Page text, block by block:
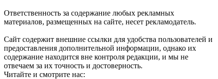
Ответственность за содержание любых рекламных
материалов, размещенных на сайте, несет рекламодатель.
Сайт содержит внешние ссылки для удобства пользователей и
предоставления дополнительной информации, однако их
содержание находится вне контроля редакции, и мы не
отвечаем за их точность и достоверность.
Читайте и смотрите нас: